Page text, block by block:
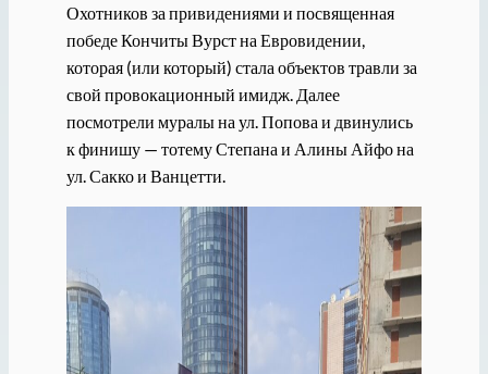
Охотников за привидениями и посвященная
победе Кончиты Вурст на Евровидении,
которая (или который) стала объектов травли за
свой провокационный имидж. Далее
посмотрели муралы на ул. Попова и двинулись
к финишу — тотему Степана и Алины Айфо на
ул. Сакко и Ванцетти.